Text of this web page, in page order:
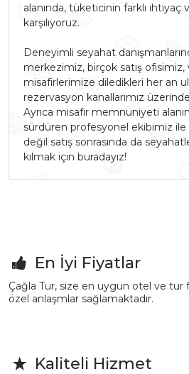
alanında, tüketicinin farklı ihtiyaç
karşılıyoruz.
Deneyimli seyahat
merkezimiz, birçok satış
misafirlerimize diledikleri her an
rezervasyon kanallarımız
Ayrıca misafir memnuniyeti
sürdüren profesyonel ekibimiz ile
değil satış sonrasında da
kılmak için buradayız!
En İyi Fiyatlar
Çağla Tur, size en uygun otel ve tur
özel anlaşmlar sağlamaktadır.
Kaliteli Hizmet